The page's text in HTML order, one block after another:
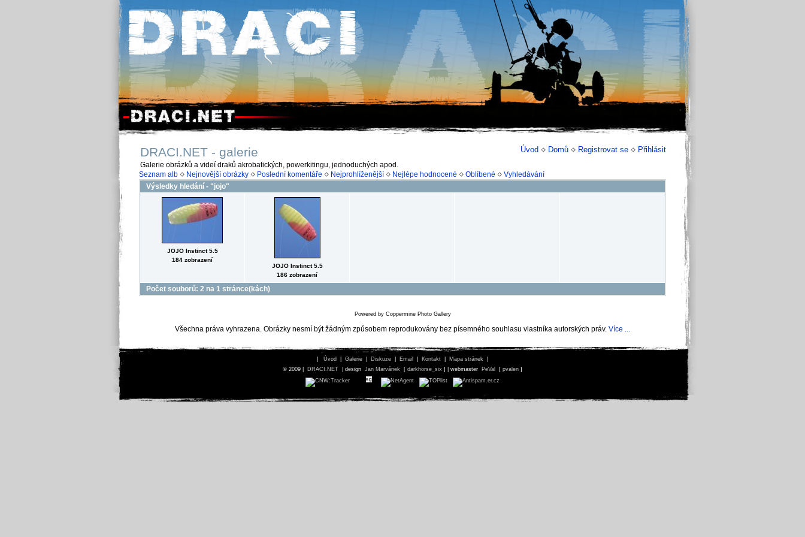
Úvod Domů Registrovat se Přihlásit
DRACI.NET - galerie
Galerie obrázků a videí draků akrobatických, powerkitingu, jednoduchých apod.
Seznam alb
Nejnovější obrázky Poslední komentáře Nejprohlíženější Nejlépe hodnocené Oblíbené
Vyhledávání
Výsledky hledání - "jojo"
JOJO Instinct 5.5
184 zobrazení
JOJO Instinct 5.5
186 zobrazení
Počet souborů: 2 na 1 stránce(kách)
Powered by Coppermine Photo Gallery
Všechna práva vyhrazena. Obrázky nesmí být žádným způsobem reprodukovány bez písemného souhlasu vlastníka autorských práv. Více ...
Úvod Galerie Diskuze Email Kontakt Mapa stránek
© 2009 |
DRACI.NET | design Jan Marvánek [ darkhorse_six ] | webmaster PeVal [ pvalen ]